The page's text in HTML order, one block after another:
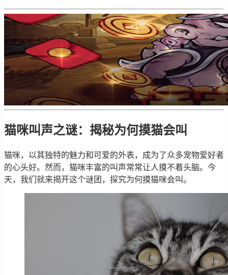
猫咪叫声之谜：揭秘为何摸猫会叫
猫咪，以其独特的魅力和可爱的外表，成为了众多宠物爱好者
的心头好。然而，猫咪丰富的叫声常常让人摸不着头脑。今
天，我们就来揭开这个谜团，探究为何摸猫咪会叫。